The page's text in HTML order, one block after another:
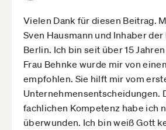
Vielen Dank für diesen Beitrag.
Sven Hausmann und Inhaber der
Berlin. Ich bin seit über 15
Frau Behnke wurde mir von
empfohlen. Sie hilft mir vom
Unternehmensentscheidungen.
fachlichen Kompetenz habe ich
überwunden. Ich bin weiß Gott